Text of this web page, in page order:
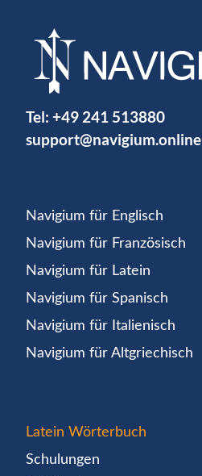
Tel: +49 241 513880
support@navigium.online
Navigium für Englisch
Navigium für Französisch
Navigium für Latein
Navigium für Spanisch
Navigium für Italienisch
Navigium für Altgriechisch
Latein Wörterbuch
Schulungen